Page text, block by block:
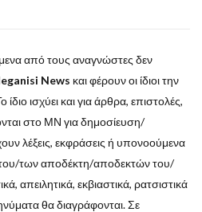
από τους αναγνώστες δεν
News και φέρουν οι ίδιοι την
ισχύει και για άρθρα, επιστολές,
στο ΜΝ για δημοσίευση/
λέξεις, εκφράσεις ή υπονοούμενα
των αποδέκτη/αποδεκτών του/
απειλητικά, εκβιαστικά, ρατσιστικά
θα διαγράφονται. Σε